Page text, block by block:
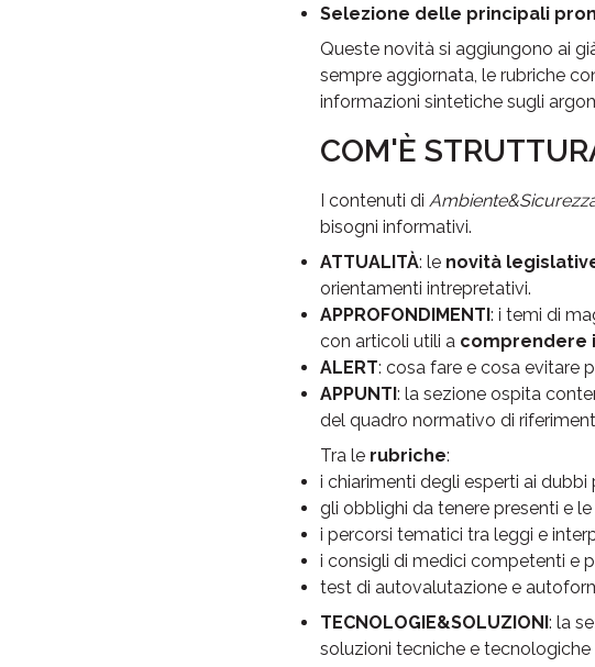
Selezione delle principali
Queste novità si aggiungono ai
sempre aggiornata, le rubriche
informazioni sintetiche sugli
COM'È
I contenuti di
bisogni informativi.
ATTUALITÀ: le novità
orientamenti intrepretativi.
APPROFONDIMENTI : i temi di
con articoli utili a comprendere
ALERT: cosa fare e cosa evitare
APPUNTI : la sezione ospita
del quadro normativo di
Tra le rubriche:
i chiarimenti degli esperti ai dubbi
gli obblighi da tenere presenti e
i percorsi tematici tra leggi e
i consigli di medici competenti e
test di autovalutazione e
TECNOLOGIE&SOLUZIONI : la
soluzioni tecniche e